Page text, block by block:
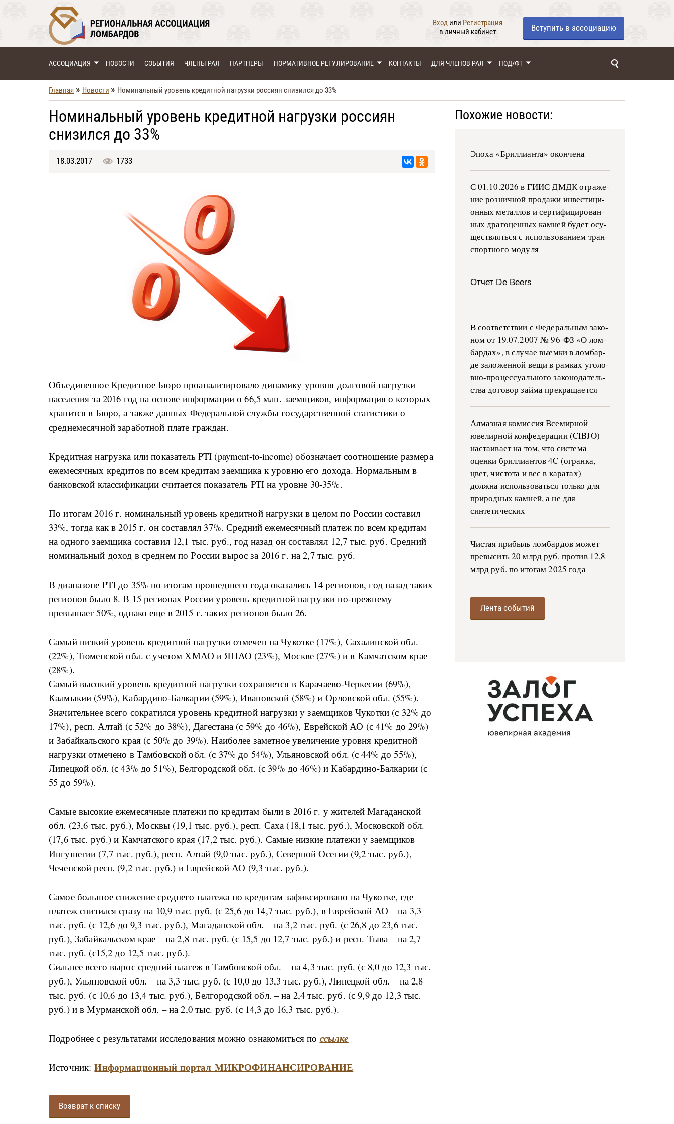
Вход или Регистрация
в личный кабинет
Вступить в ассоциацию
АССОЦИАЦИЯ НОВОСТИ СОБЫТИЯ ЧЛЕНЫ РАЛ ПАРТНЕРЫ НОРМАТИВНОЕ РЕГУЛИРОВАНИЕ КОНТАКТЫ ДЛЯ ЧЛЕНОВ РАЛ ПОД/ФТ
Главная » Новости » Номинальный уровень кредитной нагрузки россиян снизился до 33%
Номинальный уровень кредитной нагрузки россиян
снизился до 33%
18.03.2017 1733
Объединенное Кредитное Бюро проанализировало динамику уровня долговой нагрузки
населения за 2016 год на основе информации о 66,5 млн. заемщиков, информация о которых
хранится в Бюро, а также данных Федеральной службы государственной статистики о
среднемесячной заработной плате граждан.
Кредитная нагрузка или показатель PTI (payment-to-income) обозначает соотношение размера
ежемесячных кредитов по всем кредитам заемщика к уровню его дохода. Нормальным в
банковской классификации считается показатель PTI на уровне 30-35%.
По итогам 2016 г. номинальный уровень кредитной нагрузки в целом по России составил
33%, тогда как в 2015 г. он составлял 37%. Средний ежемесячный платеж по всем кредитам
на одного заемщика составил 12,1 тыс. руб., год назад он составлял 12,7 тыс. руб. Средний
номинальный доход в среднем по России вырос за 2016 г. на 2,7 тыс. руб.
В диапазоне PTI до 35% по итогам прошедшего года оказались 14 регионов, год назад таких
регионов было 8. В 15 регионах России уровень кредитной нагрузки по-прежнему
превышает 50%, однако еще в 2015 г. таких регионов было 26.
Самый низкий уровень кредитной нагрузки отмечен на Чукотке (17%), Сахалинской обл.
(22%), Тюменской обл. с учетом ХМАО и ЯНАО (23%), Москве (27%) и в Камчатском крае
(28%).
Самый высокий уровень кредитной нагрузки сохраняется в Карачаево-Черкесии (69%),
Калмыкии (59%), Кабардино-Балкарии (59%), Ивановской (58%) и Орловской обл. (55%).
Значительнее всего сократился уровень кредитной нагрузки у заемщиков Чукотки (с 32% до
17%), респ. Алтай (с 52% до 38%), Дагестана (с 59% до 46%), Еврейской АО (с 41% до 29%)
и Забайкальского края (с 50% до 39%). Наиболее заметное увеличение уровня кредитной
нагрузки отмечено в Тамбовской обл. (с 37% до 54%), Ульяновской обл. (с 44% до 55%),
Липецкой обл. (с 43% до 51%), Белгородской обл. (с 39% до 46%) и Кабардино-Балкарии (с
55 до 59%).
Самые высокие ежемесячные платежи по кредитам были в 2016 г. у жителей Магаданской
обл. (23,6 тыс. руб.), Москвы (19,1 тыс. руб.), респ. Саха (18,1 тыс. руб.), Московской обл.
(17,6 тыс. руб.) и Камчатского края (17,2 тыс. руб.). Самые низкие платежи у заемщиков
Ингушетии (7,7 тыс. руб.), респ. Алтай (9,0 тыс. руб.), Северной Осетии (9,2 тыс. руб.),
Чеченской респ. (9,2 тыс. руб.) и Еврейской АО (9,3 тыс. руб.).
Самое большое снижение среднего платежа по кредитам зафиксировано на Чукотке, где
платеж снизился сразу на 10,9 тыс. руб. (с 25,6 до 14,7 тыс. руб.), в Еврейской АО – на 3,3
тыс. руб. (с 12,6 до 9,3 тыс. руб.), Магаданской обл. – на 3,2 тыс. руб. (с 26,8 до 23,6 тыс.
руб.), Забайкальском крае – на 2,8 тыс. руб. (с 15,5 до 12,7 тыс. руб.) и респ. Тыва – на 2,7
тыс. руб. (с15,2 до 12,5 тыс. руб.).
Сильнее всего вырос средний платеж в Тамбовской обл. – на 4,3 тыс. руб. (с 8,0 до 12,3 тыс.
руб.), Ульяновской обл. – на 3,3 тыс. руб. (с 10,0 до 13,3 тыс. руб.), Липецкой обл. – на 2,8
тыс. руб. (с 10,6 до 13,4 тыс. руб.), Белгородской обл. – на 2,4 тыс. руб. (с 9,9 до 12,3 тыс.
руб.) и в Мурманской обл. – на 2,0 тыс. руб. (с 14,3 до 16,3 тыс. руб.).
Подробнее с результатами исследования можно ознакомиться по ссылке
Источник:Информационный портал МИКРОФИНАНСИРОВАНИЕ
Возврат к списку
Похожие новости:
Эпоха «Бриллианта» окончена
С 01.10.2026 в ГИИС ДМДК от­ра­же­
ние роз­ни­ч­ной про­да­жи ин­ве­сти­ци­
он­ных ме­тал­лов и сер­ти­фи­ци­ро­ван­
ных дра­го­цен­ных ка­м­ней бу­дет осу­
ще­ств­лять­ся с ис­поль­зо­ва­ни­ем тран­
с­пор­т­но­го мо­ду­ля
Отчет De Beers
В со­о­т­вет­ствии с Фе­де­раль­ным за­ко­
ном от 19.07.2007 № 96-ФЗ «О ло­м­
бар­дах», в слу­чае вы­е­м­ки в ло­м­бар­
де за­ло­жен­ной ве­щи в ра­м­ках уго­ло­
в­но-­про­цес­су­аль­но­го за­ко­но­да­тель­
ства до­го­вор зай­ма пре­кра­ща­ет­ся
Алмазная комиссия Всемирной
ювелирной конфедерации (CIBJO)
настаивает на том, что система
оценки бриллиантов 4C (огранка,
цвет, чистота и вес в каратах)
должна использоваться только для
природных камней, а не для
синтетических
Чистая прибыль ломбардов может
превысить 20 млрд руб. против 12,8
млрд руб. по итогам 2025 года
Лента событий